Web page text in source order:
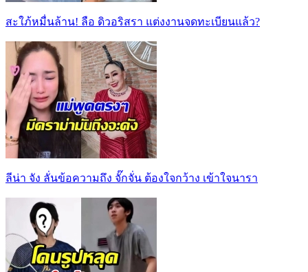
สะใภ้หมื่นล้าน! ลือ ดิวอริสรา แต่งงานจดทะเบียนแล้ว?
ลีน่า จัง ลั่นข้อความถึง จั๊กจั่น ต้องใจกว้าง เข้าใจนารา